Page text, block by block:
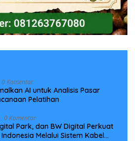
0 Komentar
AI untuk Analisis Pasar
Pelatihan
0 Komentar
Park, dan BW Digital Perkuat
Melalui Sistem Kabel